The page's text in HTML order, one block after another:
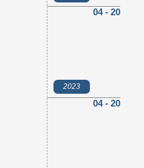
04 - 20
2023
04 - 20